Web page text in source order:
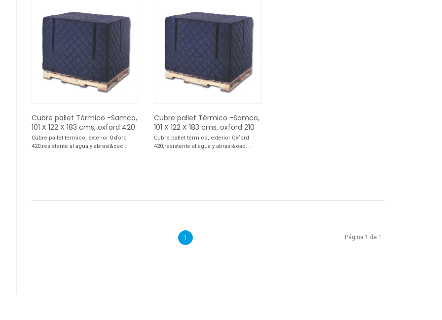
Cubre pallet Térmico -Samco,
101 X 122 X 183 cms, oxford 420
Cubre pallet térmico, exterior Oxford
420,resistente al agua y abrasi&oac...
Cubre pallet Térmico -Samco,
101 X 122 X 183 cms, oxford 210
Cubre pallet térmico, exterior Oxford
420,resistente al agua y abrasi&oac...
1 Página 1 de 1